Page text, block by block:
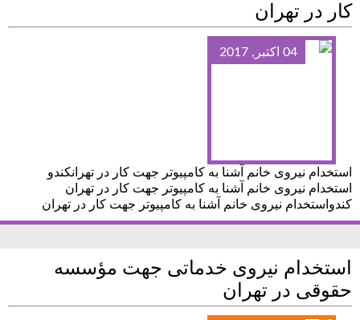
کار در تهران
04 اکتبر, 2017
استخدام نیروی خانم آشنا به کامپیوتر جهت کار در تهرانکندو
استخدام نیروی خانم آشنا به کامپیوتر جهت کار در تهران
کندواستخدام نیروی خانم آشنا به کامپیوتر جهت کار در تهران
استخدام نیروی خدماتی جهت مؤسسه
حقوقی در تهران